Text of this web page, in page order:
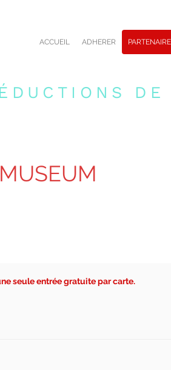
ACCUEIL ADHERER
seule entrée gratuite par carte.